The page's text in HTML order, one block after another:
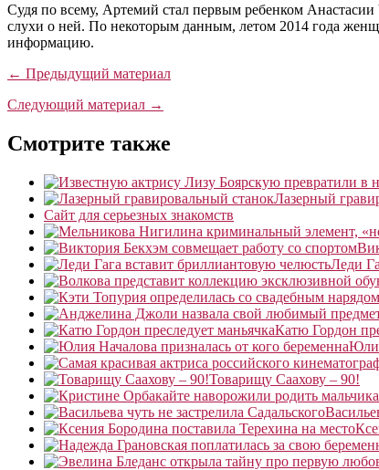
Судя по всему, Артемий стал первым ребенком
слухи о ней. По некоторым данным, летом 2014 года
информацию.
← Предыдущий материал
Следующий материал →
Смотрите также
Лазерный
Сайт для серьезных знакомств
Леди
Катю Гордон
Товарищу Саахову – 90!